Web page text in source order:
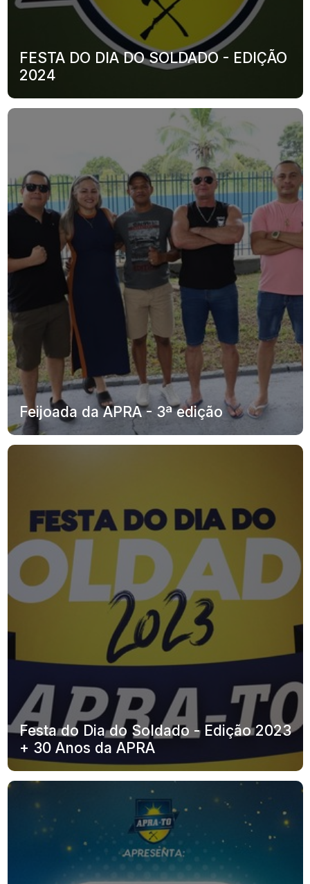
FESTA DO DIA DO SOLDADO - EDIÇÃO
2024
Feijoada da APRA - 3ª edição
Festa do Dia do Soldado - Edição 2023
+ 30 Anos da APRA